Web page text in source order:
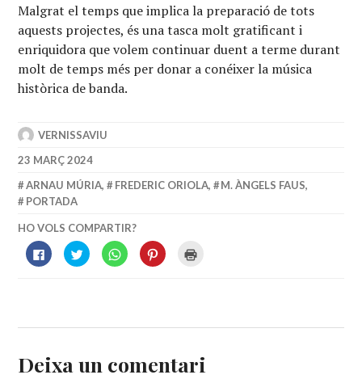
Malgrat el temps que implica la preparació de tots
aquests projectes, és una tasca molt gratificant i
enriquidora que volem continuar duent a terme durant
molt de temps més per donar a conéixer la música
històrica de banda.
VERNISSAVIU
23 MARÇ 2024
ARNAU MÚRIA, FREDERIC ORIOLA, M. ÀNGELS FAUS,
PORTADA
HO VOLS COMPARTIR?
CLICK
TO
SHARE
WINDOW)
FEU
CLIC
NEW
CLICK
TO
SHARE
WINDOW)
FEU
CLIC
NEW
Deixa un comentari